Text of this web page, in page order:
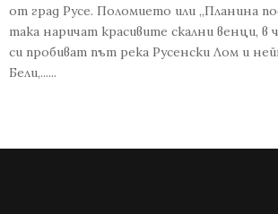
от град Русе. Поломието или „Планина
така наричат красивите скални венци,
си пробиват път река Русенски Лом и
Бели,......